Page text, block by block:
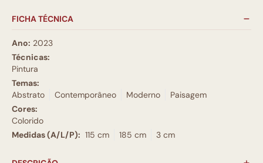
FICHA TÉCNICA
Ano: 2023
Técnicas:
Pintura
Temas:
Abstrato
Contemporâneo Moderno
Paisagem
Cores:
Colorido
Medidas (A/L/P): 115 cm 185 cm 3 cm